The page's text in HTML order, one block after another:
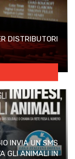
DISTRIBUTORI
INVIA UN SMS
GLI ANIMALI IN